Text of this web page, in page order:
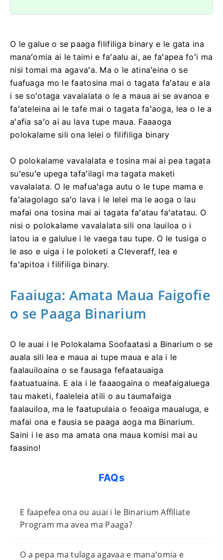
O le galue o se paaga filifiliga binary e le gata ina
manaʻomia ai le taimi e faʻaalu ai, ae faʻapea foʻi ma
nisi tomai ma agavaʻa. Ma o le atinaʻeina o se
fuafuaga mo le faatosina mai o tagata faʻatau e ala
i se soʻotaga vavalalata o le a maua ai se avanoa e
faʻateleina ai le tafe mai o tagata faʻaoga, lea o le a
aʻafia saʻo ai au lava tupe maua. Faaaoga
polokalame sili ona lelei o filifiliga binary
O polokalame vavalalata e tosina mai ai pea tagata
suʻesuʻe upega tafaʻilagi ma tagata maketi
vavalalata. O le mafuaʻaga autu o le tupe mama e
faʻalagolago saʻo lava i le lelei ma le aoga o lau
mafai ona tosina mai ai tagata faʻatau faʻatatau. O
nisi o polokalame vavalalata sili ona lauiloa o i
latou ia e galulue i le vaega tau tupe. O le tusiga o
le aso e uiga i le poloketi a Cleveraff, lea e
faʻapitoa i filifiliga binary.
Faaiuga: Amata Maua Faigofie
o se Paaga Binarium
O le auai i le Polokalama Soofaatasi a Binarium o se
auala sili lea e maua ai tupe maua e ala i le
faalauiloaina o se fausaga fefaatauaiga
faatuatuaina. E ala i le faaaogaina o meafaigaluega
tau maketi, faaleleia atili o au taumafaiga
faalauiloa, ma le faatupulaia o feoaiga maualuga, e
mafai ona e fausia se paaga aoga ma Binarium.
Saini i le aso ma amata ona maua komisi mai au
faasino!
FAQs
E faapefea ona ou auai i le Binarium Affiliate
Program ma avea ma Paaga?
O a pepa ma tulaga agavaa e manaʻomia e